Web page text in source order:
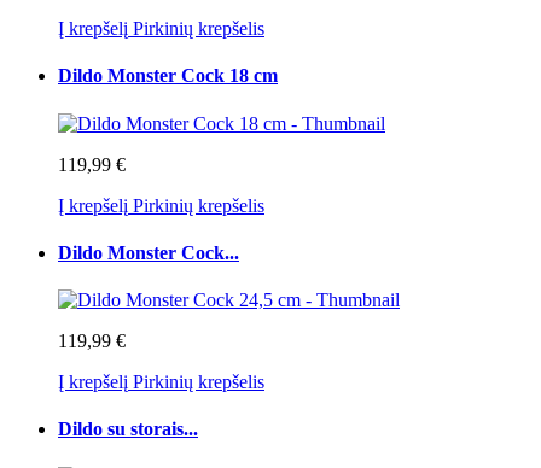
Į krepšelį Pirkinių krepšelis
Dildo Monster Cock 18 cm
119,99 €
Į krepšelį Pirkinių krepšelis
Dildo Monster Cock...
119,99 €
Į krepšelį Pirkinių krepšelis
Dildo su storais...